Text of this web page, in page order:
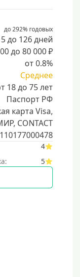
до 292% годовых
до 126 дней
до 80 000 ₽
от 0.8%
Среднее
18 до 75 лет
Паспорт РФ
карта Visa,
CONTACT
4
5